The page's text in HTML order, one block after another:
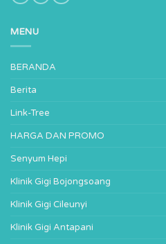
MENU
BERANDA
Berita
Link-Tree
HARGA DAN PROMO
Senyum Hepi
Klinik Gigi Bojongsoang
Klinik Gigi Cileunyi
Klinik Gigi Antapani